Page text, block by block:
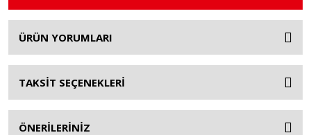
ÜRÜN YORUMLARI
TAKSİT SEÇENEKLERİ
ÖNERİLERİNİZ